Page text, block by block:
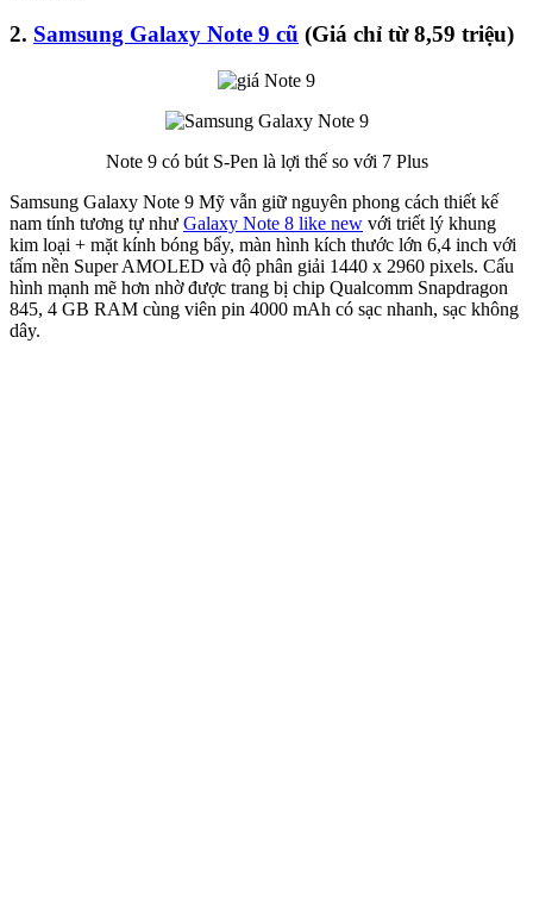
2. Samsung Galaxy Note 9 cũ (Giá chỉ từ 8,59 triệu)
Note 9 có bút S-Pen là lợi thế so với 7 Plus
Samsung Galaxy Note 9 Mỹ vẫn giữ nguyên phong cách thiết kế
nam tính tương tự như Galaxy Note 8 like new với triết lý khung
kim loại + mặt kính bóng bẩy, màn hình kích thước lớn 6,4 inch với
tấm nền Super AMOLED và độ phân giải 1440 x 2960 pixels. Cấu
hình mạnh mẽ hơn nhờ được trang bị chip Qualcomm Snapdragon
845, 4 GB RAM cùng viên pin 4000 mAh có sạc nhanh, sạc không
dây.